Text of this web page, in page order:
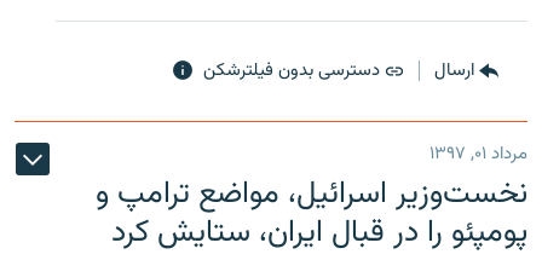
ارسال دسترسی بدون فیلترشکن
مرداد ۰۱, ۱۳۹۷
نخست‌وزیر اسرائیل، مواضع ترامپ و
پومپئو را در قبال ایران، ستایش کرد